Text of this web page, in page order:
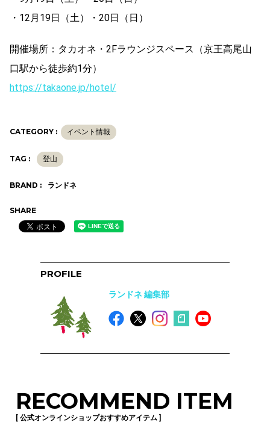
・12月19日（土）・20日（日）
開催場所：タカオネ・2Fラウンジスペース（京王高尾山
口駅から徒歩約1分）
https://takaone.jp/hotel/
CATEGORY : イベント情報
TAG : 登山
BRAND : ランドネ
SHARE
PROFILE
ランドネ 編集部
RECOMMEND ITEM
[ 公式オンラインショップおすすめアイテム ]